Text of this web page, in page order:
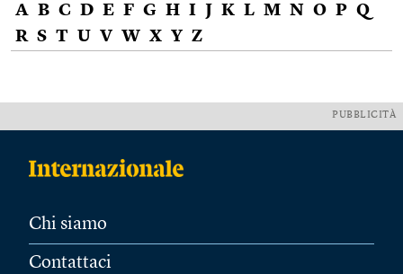
A B C D E F G H I J K L M N O P Q
R S T U V W X Y Z
PUBBLICITÀ
Chi siamo
Contattaci